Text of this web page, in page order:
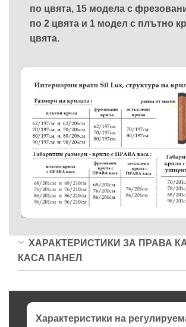
по цвята, 15 модела с
по 2 цвята и 1 модел с плътно
цвята.
ХАРАКТЕРИСТИКИ ЗА ПРАВА
КАСА ПАНЕЛ
Характеристики на